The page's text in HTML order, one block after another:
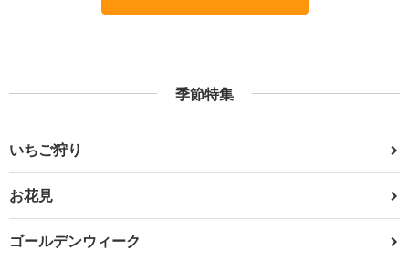
季節特集
いちご狩り
お花見
ゴールデンウィーク